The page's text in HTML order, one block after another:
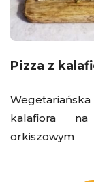
Pizza z
kalafiora na
orkiszowym